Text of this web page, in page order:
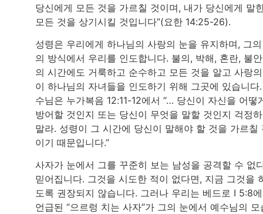
당신에게 모든 것을 가르칠 것이며, 내가 당신에게 말
모든 것을 상기시킬 것입니다”(요한 14:25-26).
성령은 우리에게 하나님의 사랑의 눈을 유지하며, 그
의 방식에서 우리를 인도합니다. 불의, 박해, 혼란, 불
의 시간에도 거룩하고 순수하고 모든 것을 알고 사랑
이 하나님의 자녀들을 인도하기 위해 그곳에 있습니다
수님은 누가복음 12:11-12에서 “… 당신이 자신을 어떻
방어할 것인지 또는 당신이 무엇을 말할 것인지 걱정
말라. 성령이 그 시간에 당신이 말해야 할 것을 가르칠
이기 때문입니다.”
사자가 눈에서 그를 꾸준히 보는 남성을 공격할 수 없
믿어집니다. 그것을 시도한 적이 없다면, 지금 그것을
도록 권장되지 않습니다. 그러나 우리는 베드로 I 5:8
언급된 “으르렁 치는 사자”가 그의 눈에서 예수님의 모